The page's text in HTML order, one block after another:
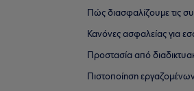
Πώς διασφαλίζουμε τις
Κανόνες ασφαλείας για
Προστασία από
Πιστοποίηση